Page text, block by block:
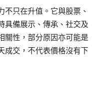
不只在升值。它與股票、
具備展示、傳承、社交及
關性，部分原因亦可能是
成交，不代表價格沒有下